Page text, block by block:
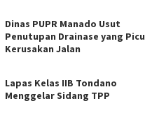
Dinas PUPR Manado Usut
Penutupan Drainase yang Picu
Kerusakan Jalan
Lapas Kelas IIB Tondano
Menggelar Sidang TPP